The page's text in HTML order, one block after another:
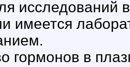
исследований
имеется
гормонов в